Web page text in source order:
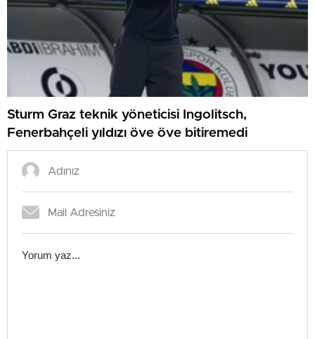
Sturm Graz teknik yöneticisi Ingolitsch,
Fenerbahçeli yıldızı öve öve bitiremedi